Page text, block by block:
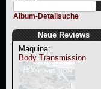
Album-Detailsuche
Neue Reviews
Maquina:
Body Transmission